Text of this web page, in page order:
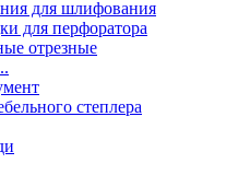
для шлифования
для перфоратора
отрезные
степлера